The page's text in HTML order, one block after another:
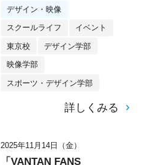
デザイン・映像
スクールライフ イベント
東京校 デザイン学部
映像学部
スポーツ・デザイン学部
詳しくみる
2025年11月14日（金）
「VANTAN FANS